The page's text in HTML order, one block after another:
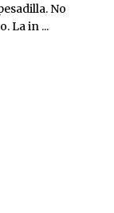
No
La in ...